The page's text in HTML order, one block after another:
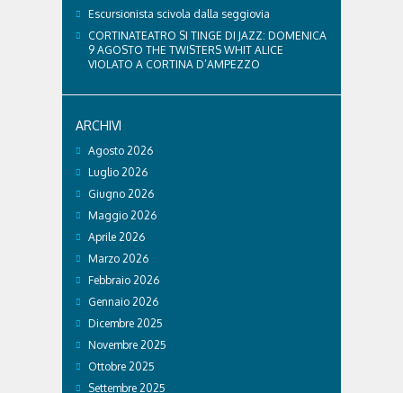
Escursionista scivola dalla seggiovia
CORTINATEATRO SI TINGE DI JAZZ: DOMENICA
9 AGOSTO THE TWISTERS WHIT ALICE
VIOLATO A CORTINA D’AMPEZZO
ARCHIVI
Agosto 2026
Luglio 2026
Giugno 2026
Maggio 2026
Aprile 2026
Marzo 2026
Febbraio 2026
Gennaio 2026
Dicembre 2025
Novembre 2025
Ottobre 2025
Settembre 2025